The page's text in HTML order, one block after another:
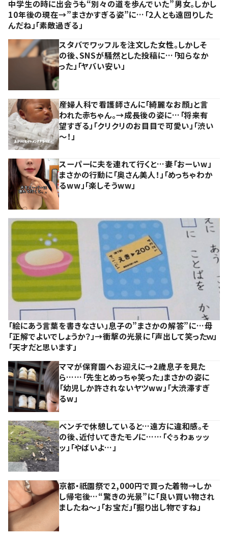
中学生の時に出会うも“別々の道を歩んでいた”男女。しかし
10年後の現在→”まさかすぎる姿”に…「2人とも遠回りした
んだね」「素敵過ぎる」
スタバでワッフルを注文した女性。しかしそ
の後、SNSが騒然とした投稿に…「知らなか
った」「ヤバい安い」
産婦人科で看護師さんに「綺麗なお顔」と言
われた赤ちゃん。→成長後の姿に…「将来有
望すぎる」「クリクリのお目目で可愛い」「渋い
～！」
スーパーに夫を連れて行くと…妻「おーいw」
まさかの行動に「奥さん美人！」「めっちゃわか
るww」「楽しそうww」
「絵にあう言葉を書きなさい」息子の”まさかの解答”に…母
「正解でよいでしょうか？」→衝撃の光景に「声出して笑ったｗ」
「天才だと思います」
ママが保育園へお迎えに→2歳息子を見た
ら……「先生とめっちゃ笑った」まさかの姿に
「幼児しか許されないヤツww」「大渋滞すぎ
るw」
ベンチで休憩していると…遠方に違和感。そ
の後、近付いてきたモノに……「ぐぅわぁッッ
ッ」「やばいよ…」
京都・祇園祭で2,000円で買った着物→しか
し帰宅後…“驚きの光景”に「良い買い物され
ましたね～」「お宝だ」「掘り出し物ですね」